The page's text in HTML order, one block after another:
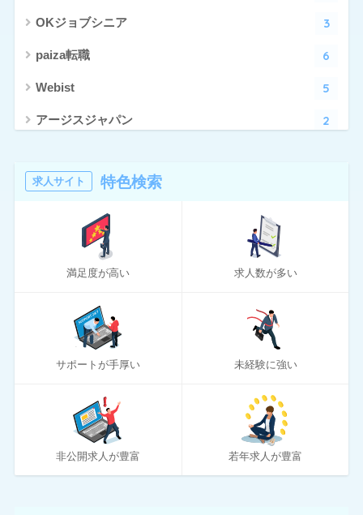
OKジョブシニア 3
paiza転職 6
Webist 5
アージスジャパン 2
エン転職
クリーデンス
とらばーゆ
パソナキャリア
はたらいく
ハタラクティブ
ほいく畑
マイナビエージェント
マイナビクリエイター 24
求人サイト 特色検索
満足度が高い 求人数が多い
サポートが手厚い 未経験に強い
非公開求人が豊富 若年求人が豊富